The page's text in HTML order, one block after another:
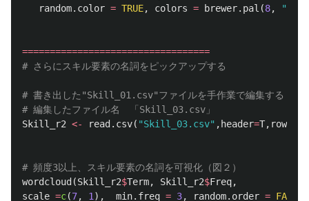
random.color = TRUE, colors = brewer.pal (8,
==================================
# さらにスキル要素の名詞をピックアップする
# 書き出した"Skill_01.csv"ファイルを手作業で編集する
# 編集したファイル名　「Skill_03.csv」
Skill_r2 <- read.csv( "Skill_03.csv" , header=T,
# 頻度3以上、スキル要素の名詞を可視化（図２）
wordcloud (Skill_r2$Term, Skill_r2$Freq,
scale =c(7, 1 ), min.freq = 3, random.order = FALSE